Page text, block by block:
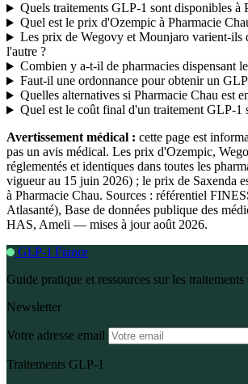
Quels traitements GLP-1 sont disponibles à
Quel est le prix d'Ozempic à Pharmacie
Les prix de Wegovy et Mounjaro varient-ils
l'autre ?
Combien y a-t-il de pharmacies dispensant
Faut-il une ordonnance pour obtenir un
Quelles alternatives si Pharmacie Chau est
Quel est le coût final d'un traitement GLP-1
Avertissement médical : cette page est
pas un avis médical. Les prix d'Ozempic,
réglementés et identiques dans toutes les
vigueur au 15 juin 2026) ; le prix de Saxenda
à Pharmacie Chau. Sources : référentiel
Atlasanté), Base de données publique des
HAS, Ameli — mises à jour août 2026.
GLP-1 France
Guide pratique et ressources sur les
Newsletter
Votre adresse email
Traitements GLP-1